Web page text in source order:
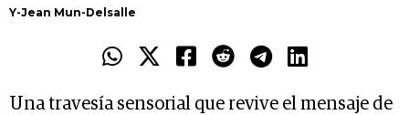
Y-Jean Mun-Delsalle
Una travesía sensorial que revive el mensaje de